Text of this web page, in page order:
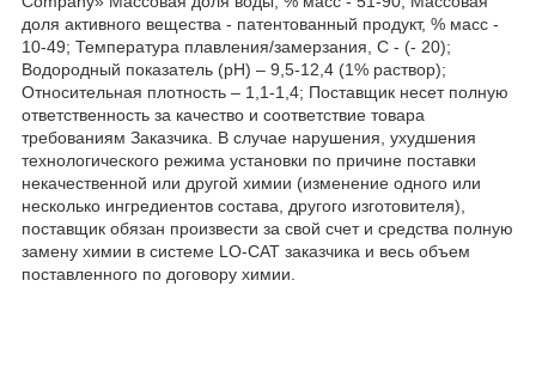
доля активного вещества - патентованный продукт, % масс -
10-49; Температура плавления/замерзания, С - (- 20);
Водородный показатель (рН) – 9,5-12,4 (1% раствор);
Относительная плотность – 1,1-1,4; Поставщик несет полную
ответственность за качество и соответствие товара
требованиям Заказчика. В случае нарушения, ухудшения
технологического режима установки по причине поставки
некачественной или другой химии (изменение одного или
несколько ингредиентов состава, другого изготовителя),
поставщик обязан произвести за свой счет и средства полную
замену химии в системе LO-CAT заказчика и весь объем
поставленного по договору химии.